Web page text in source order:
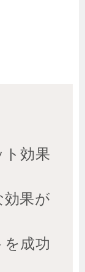
ト効果
効果が
成功